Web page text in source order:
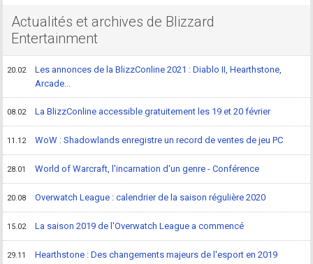
Actualités et archives de Blizzard
Entertainment
20.02
Les annonces de la BlizzConline 2021 : Diablo II, Hearthstone,
Arcade...
08.02 La BlizzConline accessible gratuitement les 19 et 20 février
11.12 WoW : Shadowlands enregistre un record de ventes de jeu PC
28.01 World of Warcraft, l'incarnation d'un genre - Conférence
20.08 Overwatch League : calendrier de la saison régulière 2020
15.02 La saison 2019 de l'Overwatch League a commencé
29.11 Hearthstone : Des changements majeurs de l'esport en 2019